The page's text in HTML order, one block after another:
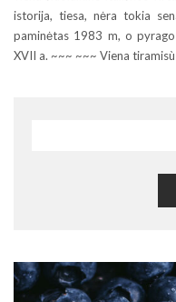
istorija, tiesa, nėra tokia
paminėtas 1983 m, o
XVII a. ~~~ ~~~ Viena